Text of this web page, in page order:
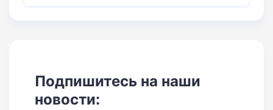
Подпишитесь на наши
новости: